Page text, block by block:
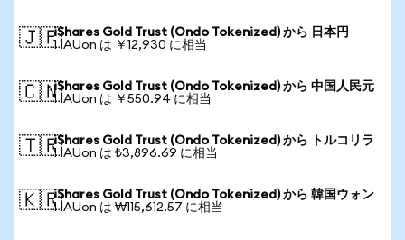
🇯🇵iShares Gold Trust (Ondo Tokenized) から 日本円
1 IAUon は ￥12,930 に相当
🇨🇳iShares Gold Trust (Ondo Tokenized) から 中国人民元
1 IAUon は ￥550.94 に相当
🇹🇷iShares Gold Trust (Ondo Tokenized) から トルコリラ
1 IAUon は ₺3,896.69 に相当
🇰🇷iShares Gold Trust (Ondo Tokenized) から 韓国ウォン
1 IAUon は ₩115,612.57 に相当